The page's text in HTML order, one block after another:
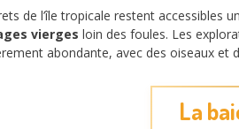
de l’île tropicale restent accessibles
vierges loin des foules. Les
abondante, avec des oiseaux et
La